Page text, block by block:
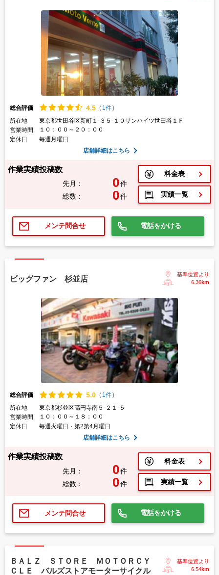
総合評価 4.5 ( 1件)
所在地
東京都世田谷区新町１-３５-１０サンハイツ世田谷１Ｆ
営業時間
１０：００～２０：００
定休日
毎週月曜日
店舗詳細はこちら
作業実績投稿数
先月： 0件
総数：
0件
料金表
実績一覧
メンテ問合せ 電話をかける
ビッグファン 杉並店
基準位置より
6.36km
総合評価 5.0 ( 1件)
所在地
東京都杉並区高円寺南５-２１-５
営業時間
１０：００～１８：００
定休日
毎週火曜日・第2第4月曜日
店舗詳細はこちら
作業実績投稿数
先月： 0件
総数：
0件
料金表
実績一覧
メンテ問合せ 電話をかける
ＢＡＬＺ ＳＴＯＲＥ ＭＯＴＯＲＣＹ
ＣＬＥ バルズストアモーターサイクル
基準位置より
6.54km